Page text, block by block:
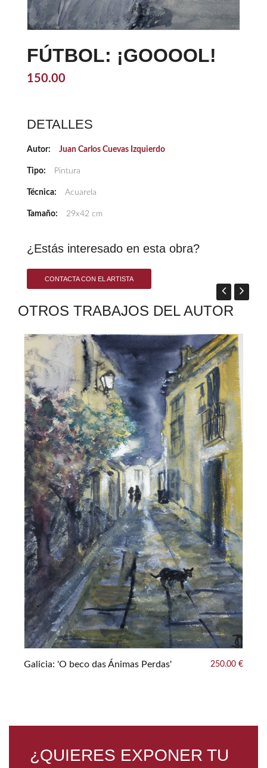
FÚTBOL: ¡GOOOOL!
150.00
DETALLES
Autor: Juan Carlos Cuevas Izquierdo
Tipo: Pintura
Técnica: Acuarela
Tamaño: 29x42 cm
¿Estás interesado en esta obra?
CONTACTA CON EL ARTISTA
OTROS TRABAJOS DEL AUTOR
Galicia: 'O beco das Ánimas Perdas' 250.00 €
¿QUIERES EXPONER TU